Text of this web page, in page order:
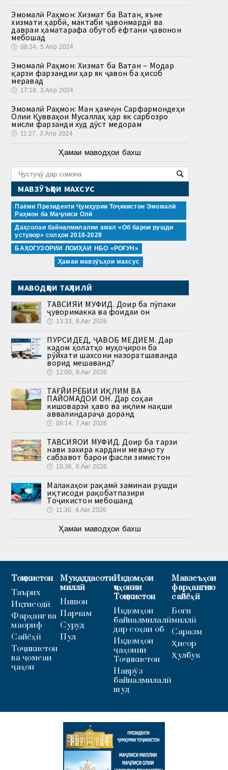
Эмомалӣ Раҳмон: Хизмат ба Ватан, яъне
хизмати ҳарбӣ, мактаби ҷавонмардӣ ва
давраи ҳаматарафа обутоб ёфтани ҷавонон
мебошад
🕔 08:24, 5.Апр 2024
Эмомалӣ Раҳмон: Хизмат ба Ватан – Модар
қарзи фарзандии ҳар як ҷавон ба ҳисоб
меравад
🕔 17:18, 3.Апр 2024
Эмомалӣ Раҳмон: Ман ҳамчун Сарфармондеҳи
Олии Қувваҳои Мусаллаҳ ҳар як сарбозро
мисли фарзанди худ дӯст медорам
🕔 11:27, 3.Апр 2024
Ҳамаи маводҳои бахш
МАВЗӮЪҲОИ МАХСУС
Паёми Президенти Ҷумҳурии Тоҷикистон Эмомалӣ
Раҳмон ба Маҷлиси Олӣ
Даҳсолаи байналмилалии амал «Об барои рушди
устувор» солҳои 2018-2028
БАҲОГУЗОРИИ ЛОИҲАИ НБО «РОҒУН»
Ҳамаи мавзӯъҳои махсус
МАВОДҲОИ ТАҲЛИЛӢ
ТАВСИЯИ МУФИД. Доир ба пӯпаки
ҷуворимакка ва фоидаи он
🕔 13:33, 8.Авг 2026
ПУРСИДЕД, ҶАВОБ МЕДИҲЕМ. Дар
кадом ҳолатҳо муҳоҷирон ба
рӯйхати шахсони назоратшаванда
ворид мешаванд?
🕔 12:00, 8.Авг 2026
ТАҒЙИРЁБИИ ИҚЛИМ ВА
ПАЙОМАДҲОИ ОН. Дар соҳаи
кишоварзӣ ҳаво ва иқлим нақши
аввалиндараҷа доранд
🕔 09:14, 7.Авг 2026
ТАВСИЯҲОИ МУФИД. Доир ба тарзи
нави захира кардани меваҷоту
сабзавот барои фасли зимистон
🕔 10:36, 6.Авг 2026
Малакаҳои рақамӣ заминаи рушди
иқтисоди рақобатпазири
Тоҷикистон мебошанд
🕔 11:30, 4.Авг 2026
Ҳамаи маводҳои бахш
Тоҷикистон
Таърих
Иқтисодӣ
Фарҳанг ва
маориф
Сайёҳӣ
Тоҷикистон
ва ҷомеаи
ҷаҳон
Муқаддасоти
миллӣ
Нишон
Парчам
Суруд
Пул
Иқдомҳои
ҷаҳонии
Тоҷикистон
Иқдомҳои
байналмилалӣ
дар соҳаи об
Иқдомҳои
ҷаҳонии
Тоҷикистон
Наврӯз
байналмилалӣ
шуд
Мавзеъҳои
фарҳангию
сайёҳӣ
Боғи
миллӣ
Саразм
Ҳисор
Ҳулбук